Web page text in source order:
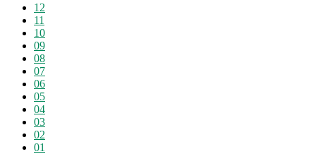
12
11
10
09
08
07
06
05
04
03
02
01